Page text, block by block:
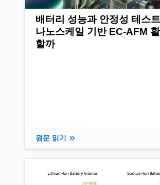
배터리 성능과 안정성 테스
나노스케일 기반 EC-AFM
할까
원문 읽기